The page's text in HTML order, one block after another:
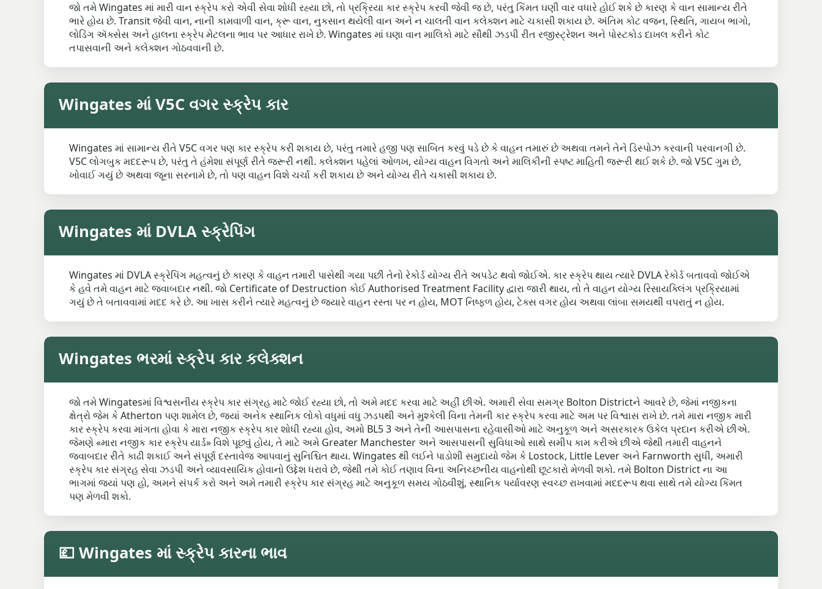
જો તમે Wingates માં મારી વાન સ્ક્રેપ કરો એવી સેવા શોધી રહ્યા છો, તો પ્રક્રિયા કાર સ્ક્રેપ કરવી જેવી જ છે, પરંતુ કિંમત ઘણી વાર વધારે હોઈ શકે છે કારણ કે વાન સામાન્ય રીતે
ભારે હોય છે. Transit જેવી વાન, નાની કામવાળી વાન, ક્રૂ વાન, નુકસાન થયેલી વાન અને ન ચાલતી વાન કલેક્શન માટે ચકાસી શકાય છે. અંતિમ કોટ વજન, સ્થિતિ, ગાયબ ભાગો,
લોડિંગ ઍક્સેસ અને હાલના સ્ક્રેપ મેટલના ભાવ પર આધાર રાખે છે. Wingates માં ઘણા વાન માલિકો માટે સૌથી ઝડપી રીત રજીસ્ટ્રેશન અને પોસ્ટકોડ દાખલ કરીને કોટ
તપાસવાની અને કલેક્શન ગોઠવવાની છે.
Wingates માં V5C વગર સ્ક્રેપ કાર
Wingates માં સામાન્ય રીતે V5C વગર પણ કાર સ્ક્રેપ કરી શકાય છે, પરંતુ તમારે હજી પણ સાબિત કરવું પડે છે કે વાહન તમારું છે અથવા તમને તેને ડિસ્પોઝ કરવાની પરવાનગી છે.
V5C લોગબુક મદદરૂપ છે, પરંતુ તે હંમેશા સંપૂર્ણ રીતે જરૂરી નથી. કલેક્શન પહેલાં ઓળખ, યોગ્ય વાહન વિગતો અને માલિકીની સ્પષ્ટ માહિતી જરૂરી થઈ શકે છે. જો V5C ગુમ છે,
ખોવાઈ ગયું છે અથવા જૂના સરનામે છે, તો પણ વાહન વિશે ચર્ચા કરી શકાય છે અને યોગ્ય રીતે ચકાસી શકાય છે.
Wingates માં DVLA સ્ક્રેપિંગ
Wingates માં DVLA સ્ક્રેપિંગ મહત્વનું છે કારણ કે વાહન તમારી પાસેથી ગયા પછી તેનો રેકોર્ડ યોગ્ય રીતે અપડેટ થવો જોઈએ. કાર સ્ક્રેપ થાય ત્યારે DVLA રેકોર્ડ બતાવવો જોઈએ
કે હવે તમે વાહન માટે જવાબદાર નથી. જો Certificate of Destruction કોઈ Authorised Treatment Facility દ્વારા જારી થાય, તો તે વાહન યોગ્ય રિસાયક્લિંગ પ્રક્રિયામાં
ગયું છે તે બતાવવામાં મદદ કરે છે. આ ખાસ કરીને ત્યારે મહત્વનું છે જ્યારે વાહન રસ્તા પર ન હોય, MOT નિષ્ફળ હોય, ટેક્સ વગર હોય અથવા લાંબા સમયથી વપરાતું ન હોય.
Wingates ભરમાં સ્ક્રેપ કાર કલેક્શન
જો તમે Wingatesમાં વિશ્વસનીય સ્ક્રેપ કાર સંગ્રહ માટે જોઈ રહ્યા છો, તો અમે મદદ કરવા માટે અહીં છીએ. અમારી સેવા સમગ્ર Bolton Districtને આવરે છે, જેમાં નજીકના
ક્ષેત્રો જેમ કે Atherton પણ શામેલ છે, જ્યાં અનેક સ્થાનિક લોકો વધુમાં વધુ ઝડપથી અને મુશ્કેલી વિના તેમની કાર સ્ક્રેપ કરવા માટે અમ પર વિશ્વાસ રાખે છે. તમે મારા નજીક મારી
કાર સ્ક્રેપ કરવા માંગતા હોવા કે મારા નજીક સ્ક્રેપ કાર શોધી રહ્યા હોવ, અમો BL5 3 અને તેની આસપાસના રહેવાસીઓ માટે અનુકૂળ અને અસરકારક ઉકેલ પ્રદાન કરીએ છીએ.
જેમણે «મારા નજીક કાર સ્ક્રેપ યાર્ડ» વિશે પૂછવું હોય, તે માટે અમે Greater Manchester અને આસપાસની સુવિધાઓ સાથે સમીપ કામ કરીએ છીએ જેથી તમારી વાહનને
જવાબદાર રીતે કાઢી શકાઈ અને સંપૂર્ણ દસ્તાવેજ આપવાનું સુનિશ્ચિત થાય. Wingates થી લઈને પાડોશી સમુદાયો જેમ કે Lostock, Little Lever અને Farnworth સુધી, અમારી
સ્ક્રેપ કાર સંગ્રહ સેવા ઝડપી અને વ્યાવસાયિક હોવાનો ઉદ્દેશ ધરાવે છે, જેથી તમે કોઈ તણાવ વિના અનિચ્છનીય વાહનોથી છૂટકારો મેળવી શકો. તમે Bolton District ના આ
ભાગમાં જ્યાં પણ હો, અમને સંપર્ક કરો અને અમે તમારી સ્ક્રેપ કાર સંગ્રહ માટે અનુકૂળ સમય ગોઠવીશું, સ્થાનિક પર્યાવરણ સ્વચ્છ રાખવામાં મદદરૂપ થવા સાથે તમે યોગ્ય કિંમત
પણ મેળવી શકો.
💷 Wingates માં સ્ક્રેપ કારના ભાવ